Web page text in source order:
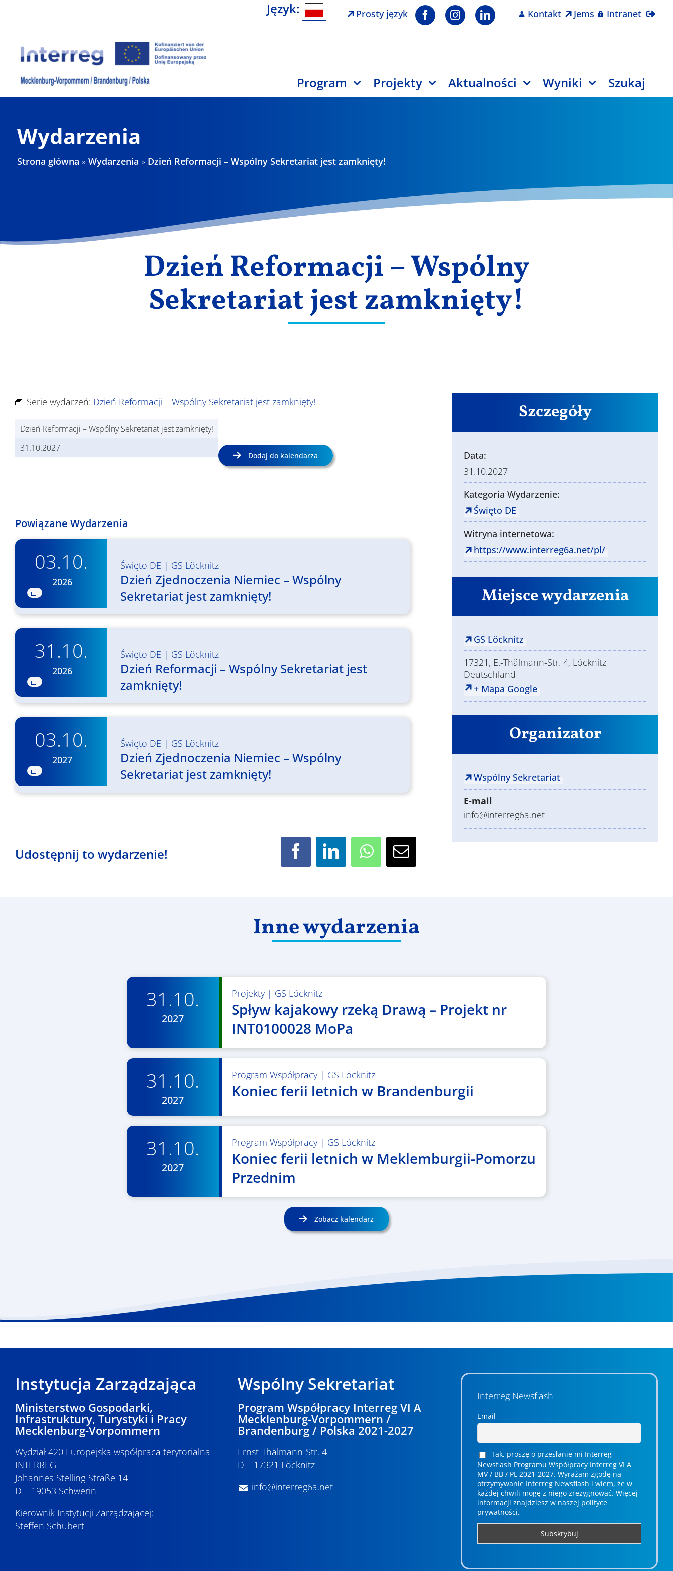
Język: Prosty język Kontakt Jems Intranet
Program Projekty Aktualności Wyniki Szukaj
Wydarzenia
Strona główna »Wydarzenia » Dzień Reformacji – Wspólny Sekretariat jest zamknięty!
Dzień Reformacji – Wspólny
Sekretariat jest zamknięty!
Serie wydarzeń: Dzień Reformacji – Wspólny Sekretariat jest zamknięty!
Dzień Reformacji – Wspólny Sekretariat jest zamknięty!
31.10.2027
Dodaj do kalendarza
Powiązane Wydarzenia
03.10.
2026
Święto DE | GS Löcknitz
Dzień Zjednoczenia Niemiec – Wspólny
Sekretariat jest zamknięty!
31.10.
2026
Święto DE | GS Löcknitz
Dzień Reformacji – Wspólny Sekretariat jest
zamknięty!
03.10.
2027
Święto DE | GS Löcknitz
Dzień Zjednoczenia Niemiec – Wspólny
Sekretariat jest zamknięty!
Udostępnij to wydarzenie! LinkedIn WhatsAppEmail
Szczegóły
Data:
31.10.2027
Kategoria Wydarzenie:
Święto DE
Witryna internetowa:
https://www.interreg6a.net/pl/
Miejsce wydarzenia
GS Löcknitz
17321, E.-Thälmann-Str. 4, Löcknitz
Deutschland
+ Mapa Google
Organizator
Wspólny Sekretariat
E-mail
info@interreg6a.net
Inne wydarzenia
31.10.
2027
Projekty| GS Löcknitz
Spływ kajakowy rzeką Drawą – Projekt nr
INT0100028 MoPa
31.10.
2027
Program Współpracy| GS Löcknitz
Koniec ferii letnich w Brandenburgii
31.10.
2027
Program Współpracy| GS Löcknitz
Koniec ferii letnich w Meklemburgii-Pomorzu
Przednim
Zobacz kalendarz
Instytucja Zarządzająca
Ministerstwo Gospodarki,
Infrastruktury, Turystyki i Pracy
Mecklenburg-Vorpommern
Wydział 420 Europejska współpraca terytorialna
INTERREG
Johannes-Stelling-Straße 14
D – 19053 Schwerin
Kierownik Instytucji Zarządzającej:
Steffen Schubert
Wspólny Sekretariat
Program Współpracy Interreg VI A
Mecklenburg-Vorpommern /
Brandenburg / Polska 2021-2027
Ernst-Thälmann-Str. 4
D – 17321 Löcknitz
info@interreg6a.net
Interreg Newsflash
Email
Tak, proszę o przesłanie mi Interreg
Newsflash Programu Współpracy Interreg VI A
MV / BB / PL 2021-2027. Wyrażam zgodę na
otrzymywanie Interreg Newsflash i wiem, że w
każdej chwili mogę z niego zrezygnować. ­­Więcej
informacji znajdziesz w naszej polityce
prywatności.